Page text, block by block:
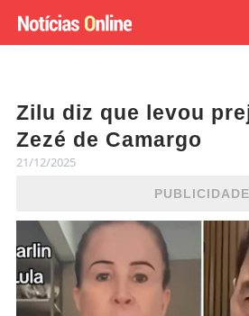
Zilu diz que levou
Zezé de Camargo
21/12/2025
PUBLICIDADE